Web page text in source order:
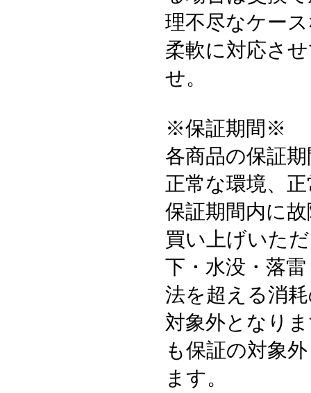
理不尽なケー
柔軟に対応さ
せ。
※保証期間※
各商品の保証
正常な環境、
保証期間内に
買い上げいた
下・水没・落
法を超える消
対象外となり
も保証の対象
ます。